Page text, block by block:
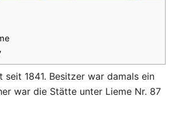
seit 1841. Besitzer war damals ein
war die Stätte unter Lieme Nr. 87